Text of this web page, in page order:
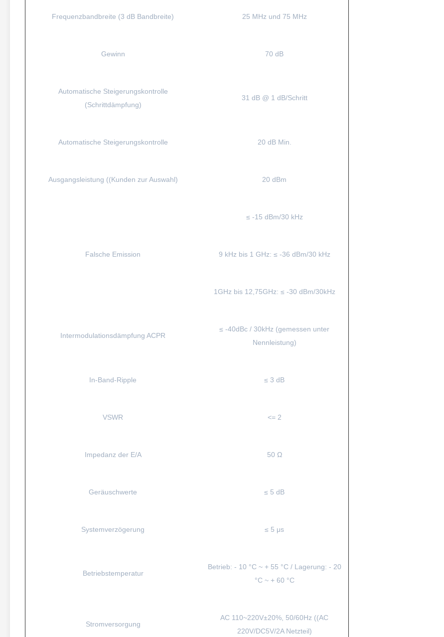
Frequenzbandbreite (3 dB Bandbreite) 25 MHz und 75 MHz
Gewinn 70 dB
Automatische Steigerungskontrolle
(Schrittdämpfung)
31 dB @ 1 dB/Schritt
Automatische Steigerungskontrolle 20 dB Min.
Ausgangsleistung ((Kunden zur Auswahl) 20 dBm
Falsche Emission
≤ -15 dBm/30 kHz
9 kHz bis 1 GHz: ≤ -36 dBm/30 kHz
1GHz bis 12,75GHz: ≤ -30 dBm/30kHz
Intermodulationsdämpfung ACPR
≤ -40dBc / 30kHz (gemessen unter
Nennleistung)
In-Band-Ripple ≤ 3 dB
VSWR <= 2
Impedanz der E/A 50 Ω
Geräuschwerte ≤ 5 dB
Systemverzögerung ≤ 5 μs
Betriebstemperatur
Betrieb: - 10 °C ~ + 55 °C / Lagerung: - 20
°C ~ + 60 °C
Stromversorgung
AC 110~220V±20%, 50/60Hz ((AC
220V/DC5V/2A Netzteil)